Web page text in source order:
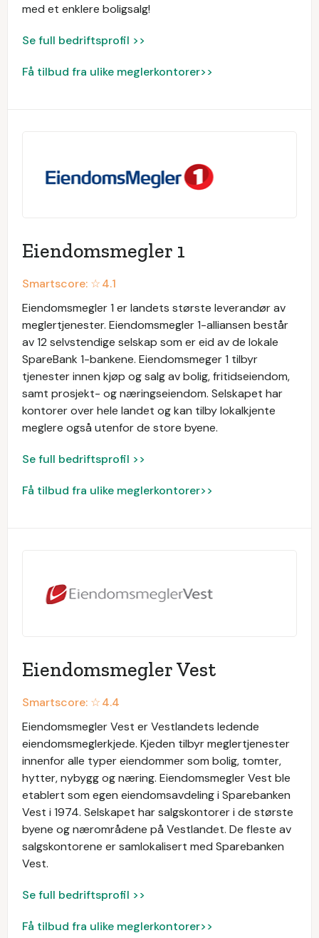
med et enklere boligsalg!
Se full bedriftsprofil >>
Få tilbud fra ulike meglerkontorer>>
Eiendomsmegler 1
Smartscore: ☆4.1
Eiendomsmegler 1 er landets største leverandør av
meglertjenester. Eiendomsmegler 1-alliansen består
av 12 selvstendige selskap som er eid av de lokale
SpareBank 1-bankene. Eiendomsmeger 1 tilbyr
tjenester innen kjøp og salg av bolig, fritidseiendom,
samt prosjekt- og næringseiendom. Selskapet har
kontorer over hele landet og kan tilby lokalkjente
meglere også utenfor de store byene.
Se full bedriftsprofil >>
Få tilbud fra ulike meglerkontorer>>
Eiendomsmegler Vest
Smartscore: ☆4.4
Eiendomsmegler Vest er Vestlandets ledende
eiendomsmeglerkjede. Kjeden tilbyr meglertjenester
innenfor alle typer eiendommer som bolig, tomter,
hytter, nybygg og næring. Eiendomsmegler Vest ble
etablert som egen eiendomsavdeling i Sparebanken
Vest i 1974. Selskapet har salgskontorer i de største
byene og nærområdene på Vestlandet. De fleste av
salgskontorene er samlokalisert med Sparebanken
Vest.
Se full bedriftsprofil >>
Få tilbud fra ulike meglerkontorer>>